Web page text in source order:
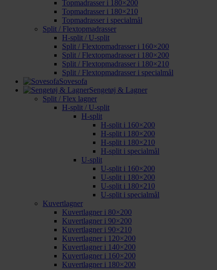
Topmadrasser i 180×200
Topmadrasser i 180×210
Topmadrasser i specialmål
Split / Flextopmadrasser
H-split / U-split
Split / Flextopmadrasser i 160×200
Split / Flextopmadrasser i 180×200
Split / Flextopmadrasser i 180×210
Split / Flextopmadrasser i specialmål
Sovesofa
Sengetøj & Lagner
Split / Flex lagner
H-split / U-split
H-split
H-split i 160×200
H-split i 180×200
H-split i 180×210
H-split i specialmål
U-split
U-split i 160×200
U-split i 180×200
U-split i 180×210
U-split i specialmål
Kuvertlagner
Kuvertlagner i 80×200
Kuvertlagner i 90×200
Kuvertlagner i 90×210
Kuvertlagner i 120×200
Kuvertlagner i 140×200
Kuvertlagner i 160×200
Kuvertlagner i 180×200